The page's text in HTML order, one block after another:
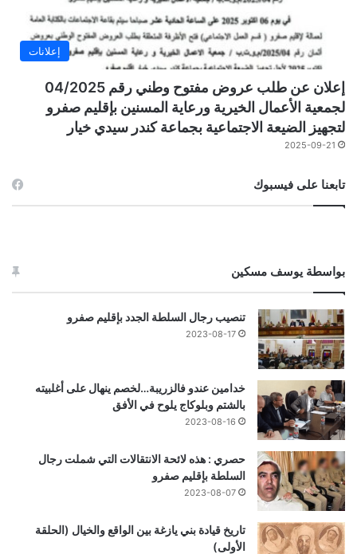
إعلانات
إعلان عن طلب عروض مفتوح وطني رقم 04/2025
لجمعية الأعمال الخيرية ورعاية المسنين بإقليم صفرو
لتجهيز الضيعة الاجتماعية بجماعة كندر سيدي خيار
2025-09-21
تابعنا على فيسبوك
بواسطة يوسف مسكين
تنصيب رجال السلطة الجدد بإقليم صفرو
2023-08-17
خدامين عندو فالزريبة…لخصم ينهال على أغلبيته
بالشتم وبلوكاج يلوح في الأفق
2023-08-16
حصري : هذه لائحة الانتقالات التي شملت رجال
السلطة بإقليم صفرو
2023-08-07
تاريخ قيادة بني يازغة بين الواقع والخيال (الحلقة
الأولى)